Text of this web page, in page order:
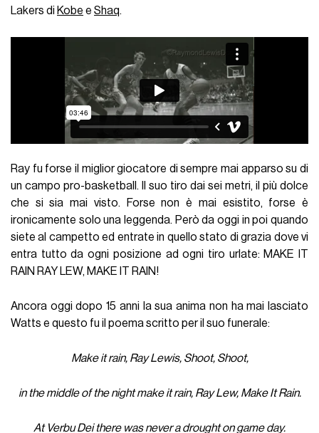
Lakers di Kobe eShaq.
Ray fu forse il miglior giocatore di sempre mai apparso su di
un campo pro-basketball. Il suo tiro dai sei metri, il più dolce
che si sia mai visto. Forse non è mai esistito, forse è
ironicamente solo una leggenda. Però da oggi in poi quando
siete al campetto ed entrate in quello stato di grazia dove vi
entra tutto da ogni posizione ad ogni tiro urlate: MAKE IT
RAIN RAY LEW, MAKE IT RAIN!
Ancora oggi dopo 15 anni la sua anima non ha mai lasciato
Watts e questo fu il poema scritto per il suo funerale:
Make it rain, Ray Lewis, Shoot, Shoot,
in the middle of the night make it rain, Ray Lew, Make It Rain.
At Verbu Dei there was never a drought on game day.